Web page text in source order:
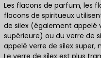
Les flacons de parfum, les
flacons de spiritueux
de silex (également appelé
supérieure) ou du verre de
appelé verre de silex